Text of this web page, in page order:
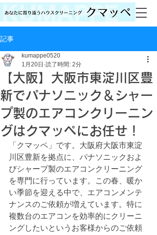
記事
【大阪】大阪市東淀川区豊
新でパナソニック＆シャー
プ製のエアコンクリーニン
グはクマッペにお任せ！
kumappe0520
1月20日 読了時間: 2分
「クマッペ」です。大阪府大阪市東淀
川区豊新を拠点に、パナソニックおよ
びシャープ製のエアコンクリーニング
を専門に行っています。この春、暖か
い季節を迎える中で、エアコンメンテ
ナンスのご依頼が増えています。特に
複数台のエアコンを効率的にクリーニ
ングしたいというお客様からのご依頼